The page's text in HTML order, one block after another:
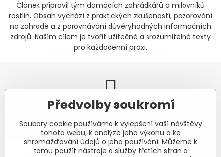
Článek připravil tým domácích zahrádkářů a milovníků
rostlin. Obsah vychází z praktických zkušeností, pozorování
na zahradě a z porovnávání důvěryhodných informačních
zdrojů. Naším cílem je tvořit užitečné a srozumitelné texty
pro každodenní praxi.
Newsletter
Odebírat naše novinky:
Odebírat
Předvolby soukromí
Soubory cookie používáme k vylepšení vaší návštěvy
tohoto webu, k analýze jeho výkonu a ke
shromažďování údajů o jeho používání. Můžeme k
tomu použít nástroje a služby třetích stran a